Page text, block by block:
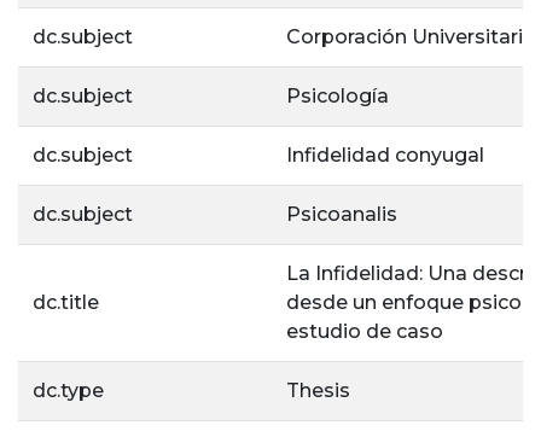
dc.subject Corporación Universitaria
dc.subject Psicología
dc.subject Infidelidad conyugal
dc.subject Psicoanalis
dc.title
La Infidelidad: Una
desde un enfoque
estudio de caso
dc.type Thesis